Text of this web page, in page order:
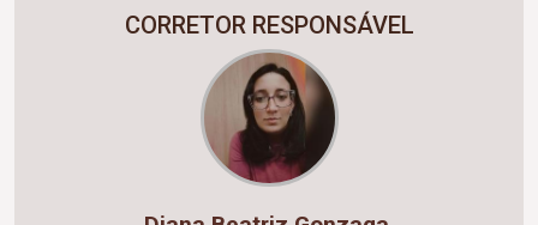
CORRETOR RESPONSÁVEL